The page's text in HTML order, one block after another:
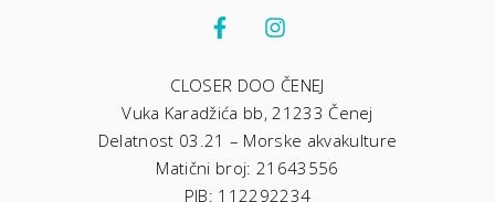
CLOSER DOO ČENEJ
Vuka Karadžića bb, 21233 Čenej
Delatnost 03.21 – Morske akvakulture
Matični broj: 21643556
PIB: 112292234